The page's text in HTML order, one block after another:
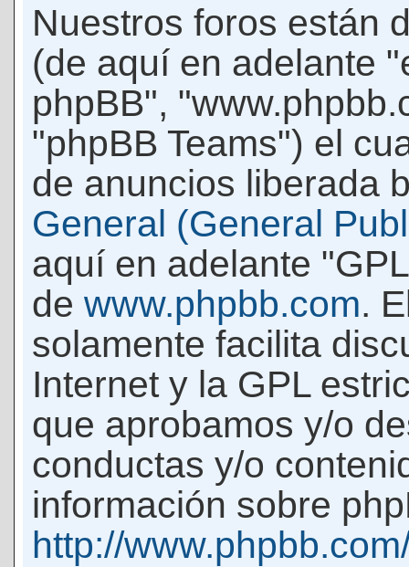
Nuestros foros están
(de aquí en adelante
phpBB",
"phpBB Teams") el
de anuncios liberada
General (General
aquí en adelante
de www.phpbb.com.
solamente facilita
Internet y la GPL
que aprobamos y/o
conductas y/o
información sobre
http://